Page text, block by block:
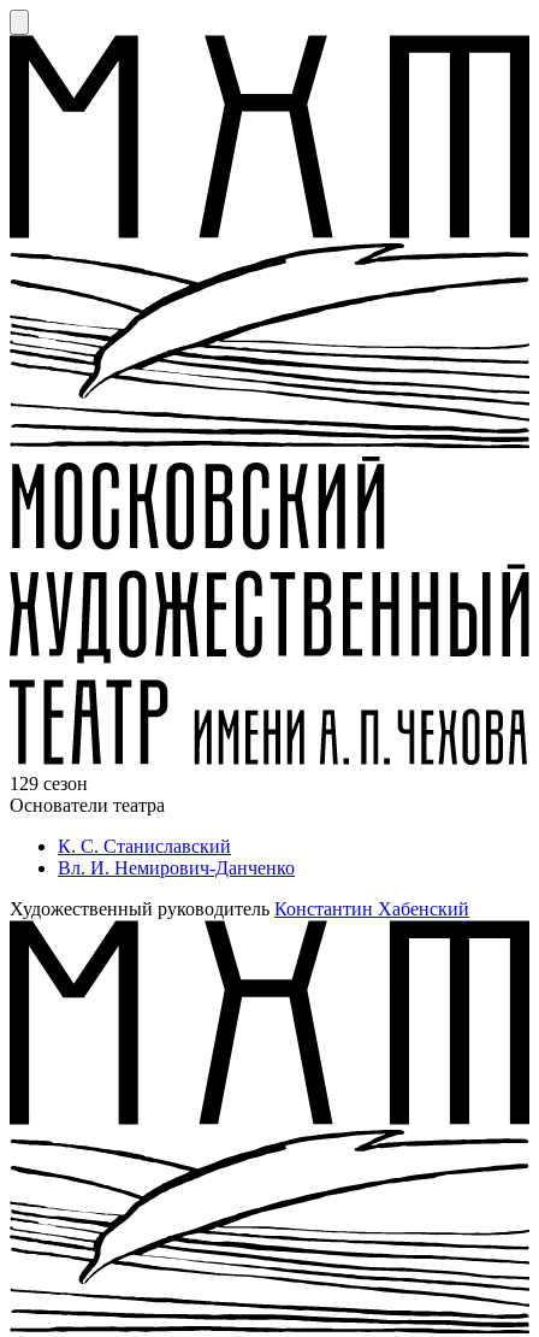
129 сезон
Основатели театра
К. С. Станиславский
Вл. И. Немирович-Данченко
Художественный руководитель Константин Хабенский